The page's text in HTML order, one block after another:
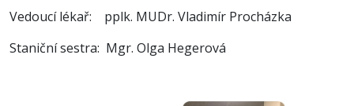
Vedoucí lékař: pplk. MUDr. Vladimír Procházka
Staniční sestra: Mgr. Olga Hegerová